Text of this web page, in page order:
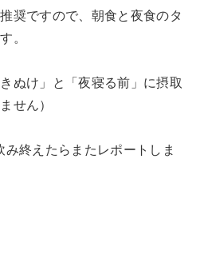
奨ですので、朝食と夜食のタ
。
ぬけ」と「夜寝る前」に摂取
せん）
終えたらまたレポートしま